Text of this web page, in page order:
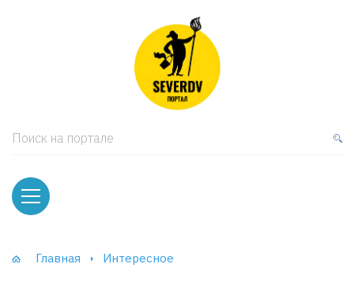
Поиск на портале
Главная Интересное
и тумбы